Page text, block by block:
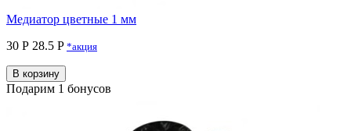
Медиатор цветные 1 мм
30 Р 28.5 P *акция
В корзину
Подарим 1 бонусов